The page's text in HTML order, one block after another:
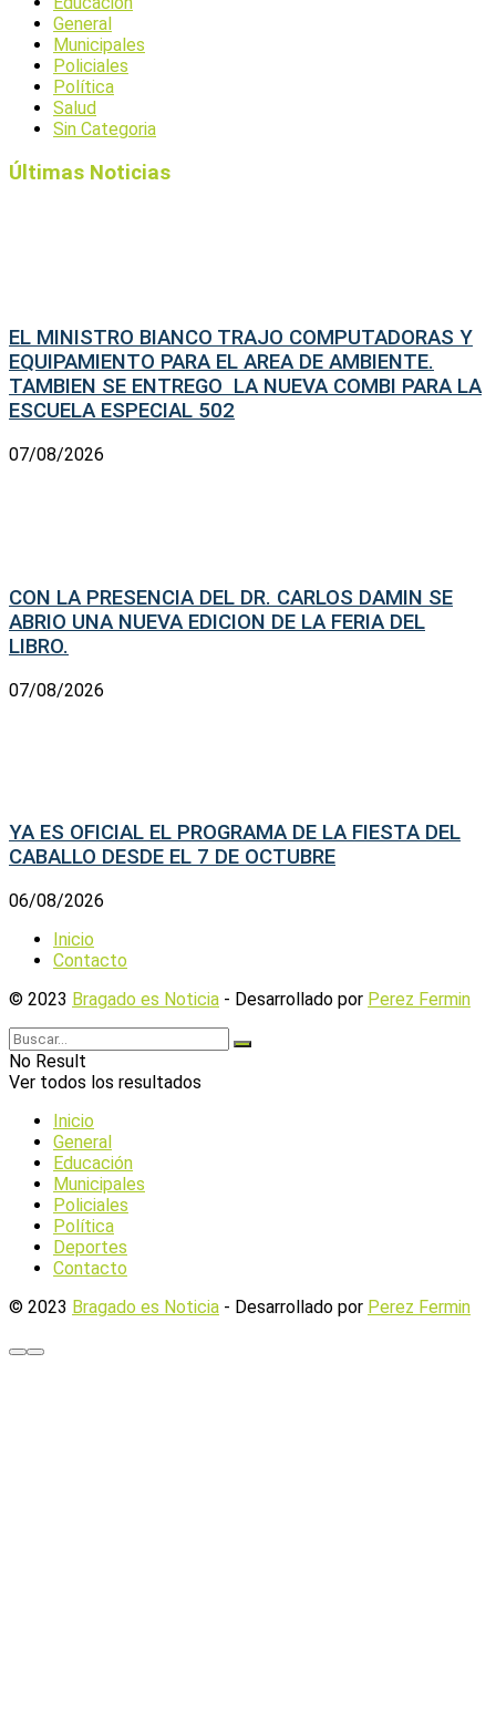
General
Municipales
Policiales
Política
Salud
Sin Categoria
Últimas Noticias
EL MINISTRO BIANCO TRAJO COMPUTADORAS Y
EQUIPAMIENTO PARA EL AREA DE AMBIENTE.
TAMBIEN SE ENTREGO LA NUEVA COMBI PARA LA
ESCUELA ESPECIAL 502
07/08/2026
CON LA PRESENCIA DEL DR. CARLOS DAMIN SE
ABRIO UNA NUEVA EDICION DE LA FERIA DEL
LIBRO.
07/08/2026
YA ES OFICIAL EL PROGRAMA DE LA FIESTA DEL
CABALLO DESDE EL 7 DE OCTUBRE
06/08/2026
Inicio
Contacto
© 2023 Bragado es Noticia - Desarrollado por Perez Fermin
No Result
Ver todos los resultados
Inicio
General
Educación
Municipales
Policiales
Política
Deportes
Contacto
© 2023 Bragado es Noticia - Desarrollado por Perez Fermin